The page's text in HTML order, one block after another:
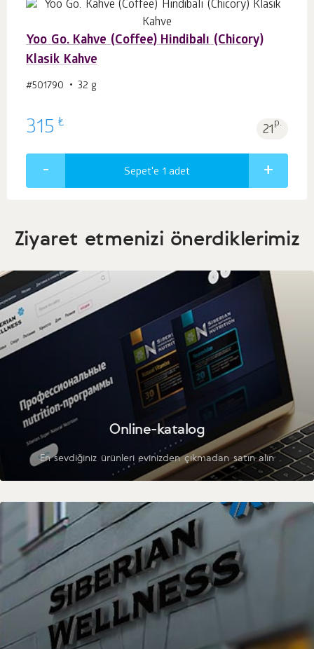
Yoo Go. Kahve (Coffee) Hindibalı (Chicory)
Klasik Kahve
#501790 32 g
315 ₺ 21p.
Sepet'e 1 adet
Ziyaret etmenizi önerdiklerimiz
Online-katalog
En sevdiğiniz ürünleri evinizden çıkmadan satın alın